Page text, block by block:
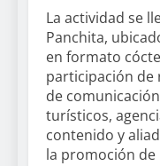
La actividad se
Panchita,
en formato
participación de
de
turísticos,
contenido y
la promoción de